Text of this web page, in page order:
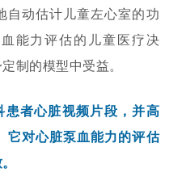
自动估计儿童左心室的功
能力评估的儿童医疗决
制的模型中受益。
患者心脏视频片段，并高
它对心脏泵血能力的评估